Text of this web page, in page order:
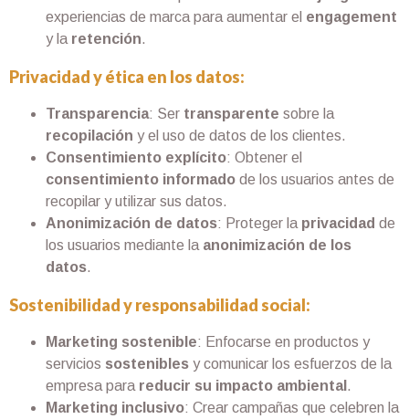
experiencias de marca para aumentar el engagement
y la retención.
Privacidad y ética en los datos:
Transparencia: Ser transparente sobre la
recopilación y el uso de datos de los clientes.
Consentimiento explícito: Obtener el
consentimiento informado de los usuarios antes de
recopilar y utilizar sus datos.
Anonimización de datos: Proteger la privacidad de
los usuarios mediante la anonimización de los
datos.
Sostenibilidad y responsabilidad social:
Marketing sostenible: Enfocarse en productos y
servicios sostenibles y comunicar los esfuerzos de la
empresa para reducir su impacto ambiental .
Marketing inclusivo: Crear campañas que celebren la